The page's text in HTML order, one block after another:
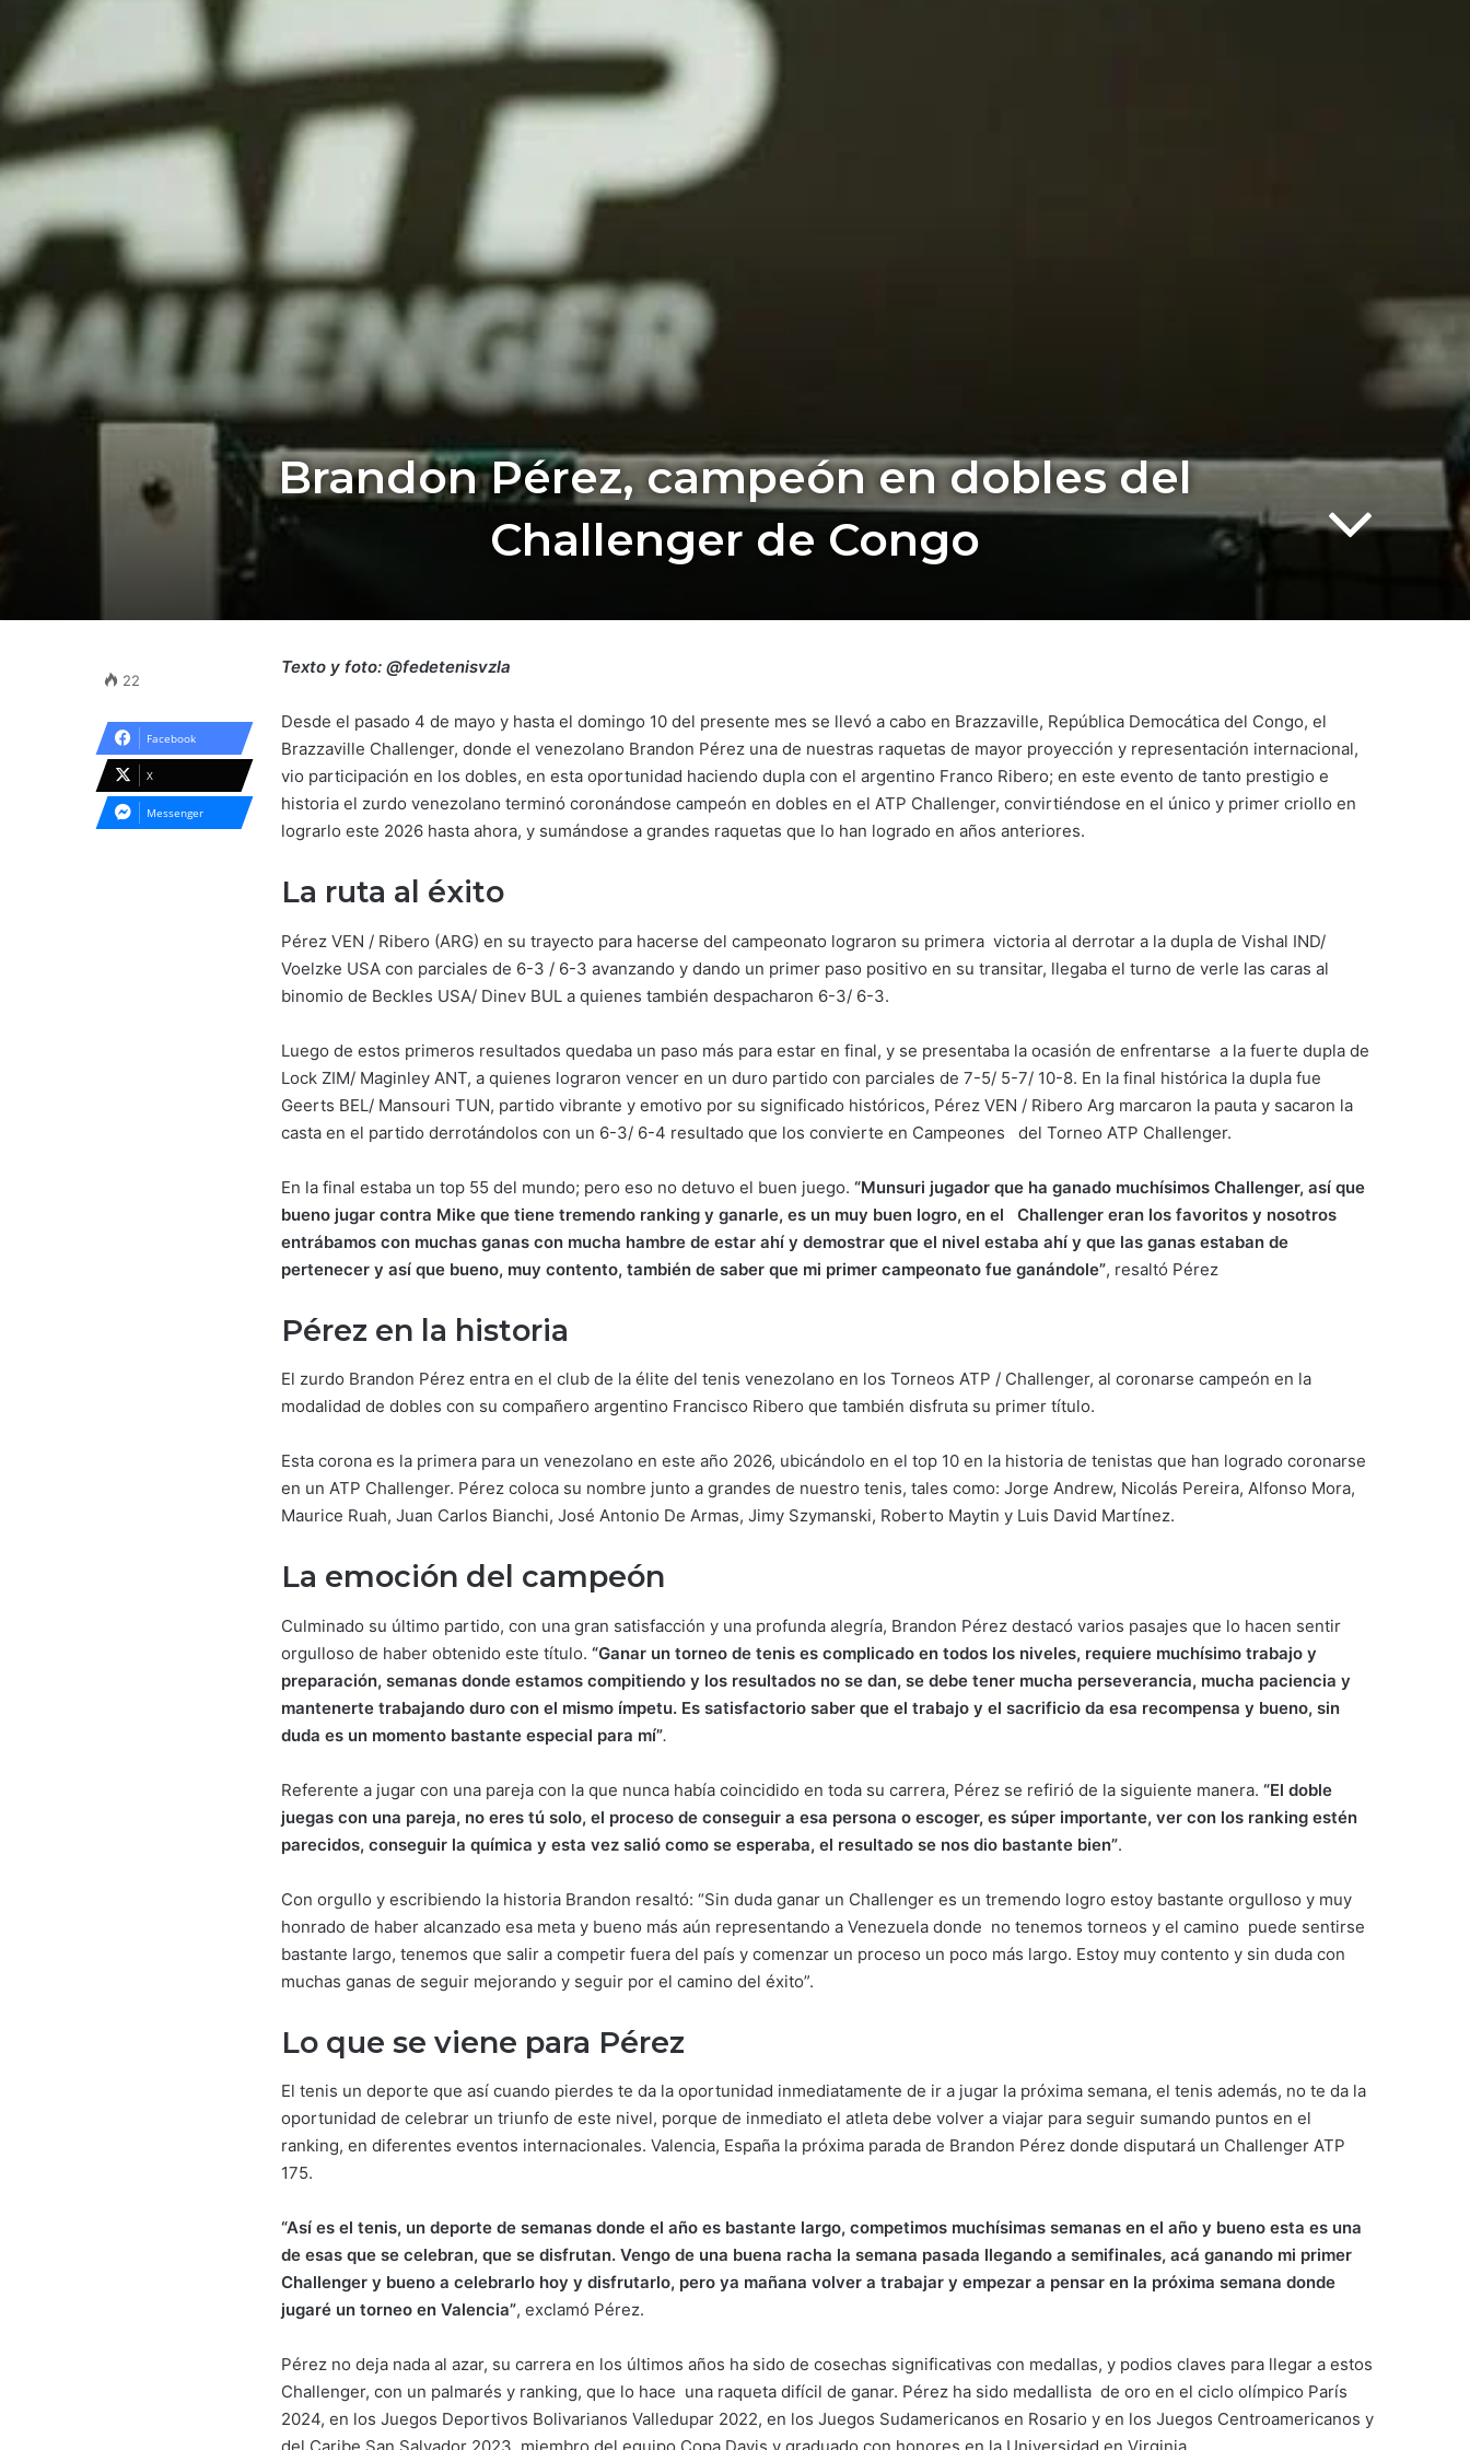
Brandon Pérez, campeón en dobles del
Challenger de Congo
Texto y foto: @fedetenisvzla
Desde el pasado 4 de mayo y hasta el domingo 10 del presente mes se llevó a cabo en Brazzaville, República Democática del Congo, el
Brazzaville Challenger, donde el venezolano Brandon Pérez una de nuestras raquetas de mayor proyección y representación internacional,
vio participación en los dobles, en esta oportunidad haciendo dupla con el argentino Franco Ribero; en este evento de tanto prestigio e
historia el zurdo venezolano terminó coronándose campeón en dobles en el ATP Challenger, convirtiéndose en el único y primer criollo en
lograrlo este 2026 hasta ahora, y sumándose a grandes raquetas que lo han logrado en años anteriores.
La ruta al éxito
Pérez VEN / Ribero (ARG) en su trayecto para hacerse del campeonato lograron su primera victoria al derrotar a la dupla de Vishal IND/
Voelzke USA con parciales de 6-3 / 6-3 avanzando y dando un primer paso positivo en su transitar, llegaba el turno de verle las caras al
binomio de Beckles USA/ Dinev BUL a quienes también despacharon 6-3/ 6-3.
Luego de estos primeros resultados quedaba un paso más para estar en final, y se presentaba la ocasión de enfrentarse a la fuerte dupla de
Lock ZIM/ Maginley ANT, a quienes lograron vencer en un duro partido con parciales de 7-5/ 5-7/ 10-8. En la final histórica la dupla fue
Geerts BEL/ Mansouri TUN, partido vibrante y emotivo por su significado históricos, Pérez VEN / Ribero Arg marcaron la pauta y sacaron la
casta en el partido derrotándolos con un 6-3/ 6-4 resultado que los convierte en Campeones del Torneo ATP Challenger.
En la final estaba un top 55 del mundo; pero eso no detuvo el buen juego. “Munsuri jugador que ha ganado muchísimos Challenger, así que
bueno jugar contra Mike que tiene tremendo ranking y ganarle, es un muy buen logro, en el Challenger eran los favoritos y nosotros
entrábamos con muchas ganas con mucha hambre de estar ahí y demostrar que el nivel estaba ahí y que las ganas estaban de
pertenecer y así que bueno, muy contento, también de saber que mi primer campeonato fue ganándole”, resaltó Pérez
Pérez en la historia
El zurdo Brandon Pérez entra en el club de la élite del tenis venezolano en los Torneos ATP / Challenger, al coronarse campeón en la
modalidad de dobles con su compañero argentino Francisco Ribero que también disfruta su primer título.
Esta corona es la primera para un venezolano en este año 2026, ubicándolo en el top 10 en la historia de tenistas que han logrado coronarse
en un ATP Challenger. Pérez coloca su nombre junto a grandes de nuestro tenis, tales como: Jorge Andrew, Nicolás Pereira, Alfonso Mora,
Maurice Ruah, Juan Carlos Bianchi, José Antonio De Armas, Jimy Szymanski, Roberto Maytin y Luis David Martínez.
La emoción del campeón
Culminado su último partido, con una gran satisfacción y una profunda alegría, Brandon Pérez destacó varios pasajes que lo hacen sentir
orgulloso de haber obtenido este título. “Ganar un torneo de tenis es complicado en todos los niveles, requiere muchísimo trabajo y
preparación, semanas donde estamos compitiendo y los resultados no se dan, se debe tener mucha perseverancia, mucha paciencia y
mantenerte trabajando duro con el mismo ímpetu. Es satisfactorio saber que el trabajo y el sacrificio da esa recompensa y bueno, sin
duda es un momento bastante especial para mí”.
Referente a jugar con una pareja con la que nunca había coincidido en toda su carrera, Pérez se refirió de la siguiente manera. “El doble
juegas con una pareja, no eres tú solo, el proceso de conseguir a esa persona o escoger, es súper importante, ver con los ranking estén
parecidos, conseguir la química y esta vez salió como se esperaba, el resultado se nos dio bastante bien”.
Con orgullo y escribiendo la historia Brandon resaltó: “Sin duda ganar un Challenger es un tremendo logro estoy bastante orgulloso y muy
honrado de haber alcanzado esa meta y bueno más aún representando a Venezuela donde no tenemos torneos y el camino puede sentirse
bastante largo, tenemos que salir a competir fuera del país y comenzar un proceso un poco más largo. Estoy muy contento y sin duda con
muchas ganas de seguir mejorando y seguir por el camino del éxito”.
Lo que se viene para Pérez
El tenis un deporte que así cuando pierdes te da la oportunidad inmediatamente de ir a jugar la próxima semana, el tenis además, no te da la
oportunidad de celebrar un triunfo de este nivel, porque de inmediato el atleta debe volver a viajar para seguir sumando puntos en el
ranking, en diferentes eventos internacionales. Valencia, España la próxima parada de Brandon Pérez donde disputará un Challenger ATP
175.
“Así es el tenis, un deporte de semanas donde el año es bastante largo, competimos muchísimas semanas en el año y bueno esta es una
de esas que se celebran, que se disfrutan. Vengo de una buena racha la semana pasada llegando a semifinales, acá ganando mi primer
Challenger y bueno a celebrarlo hoy y disfrutarlo, pero ya mañana volver a trabajar y empezar a pensar en la próxima semana donde
jugaré un torneo en Valencia”, exclamó Pérez.
Pérez no deja nada al azar, su carrera en los últimos años ha sido de cosechas significativas con medallas, y podios claves para llegar a estos
Challenger, con un palmarés y ranking, que lo hace una raqueta difícil de ganar. Pérez ha sido medallista de oro en el ciclo olímpico París
2024, en los Juegos Deportivos Bolivarianos Valledupar 2022, en los Juegos Sudamericanos en Rosario y en los Juegos Centroamericanos y
22
Facebook
X
Messenger